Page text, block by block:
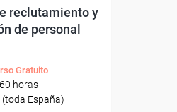
reclutamiento y
de personal
Gratuito
60 horas
(toda España)